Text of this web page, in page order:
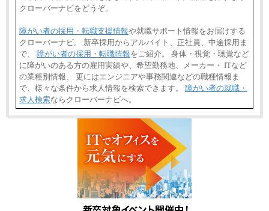
クローバーナビをどうぞ。
障がい者の採用・転職支援情報や就職サポート情報をお届けする
クローバーナビ。 新卒採用からアルバイト、正社員、中途採用ま
で、 障がい者の採用・転職情報をご紹介。 身体・視覚・聴覚など
に障がいのある方の雇用実績や、希望勤務地、メーカー・ ITなど
の業種別情報、 更にはエンジニアや事務関連などの職種情報ま
で、様々な条件から求人情報を検索できます。 障がい者の就職・
求人検索ならクローバーナビへ。